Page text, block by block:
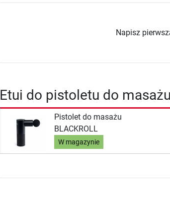
Napisz
Etui do pistoletu do
Pistolet do masażu
BLACKROLL
W magazynie